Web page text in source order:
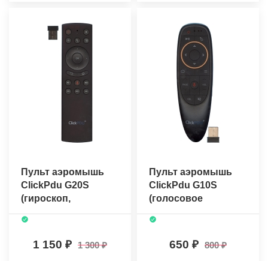
Пульт аэромышь
ClickPdu G20S
(гироскоп,
голосовое
управление)
1 150 1 300
Пульт аэромышь
ClickPdu G10S
(голосовое
управление с
подсветкой)
650 800